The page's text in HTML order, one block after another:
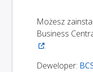
Możesz
Business
.
Deweloper: